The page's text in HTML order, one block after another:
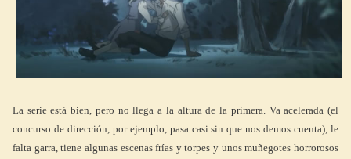
La serie está bien, pero no llega a la altura de la primera. Va acelerada (el
concurso de dirección, por ejemplo, pasa casi sin que nos demos cuenta), le
falta garra, tiene algunas escenas frías y torpes y unos muñegotes horrorosos